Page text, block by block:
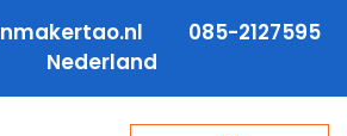
085-2127595
Nederland